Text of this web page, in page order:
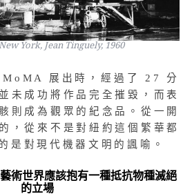
York, Jean Tinguely, 1960
展出時，經過了 27 分
未成功將作品完全摧毀，而表
則成為觀眾的紀念品。從一開
，從來不是對紐約這個繁華都
是對現代機器文明的諷喻。
世界應該抱有一種抵抗物種滅絕
的立場